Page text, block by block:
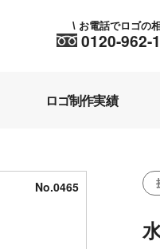
0120-962-
\ お電話でロゴの
ロゴ制作実績
No.0465